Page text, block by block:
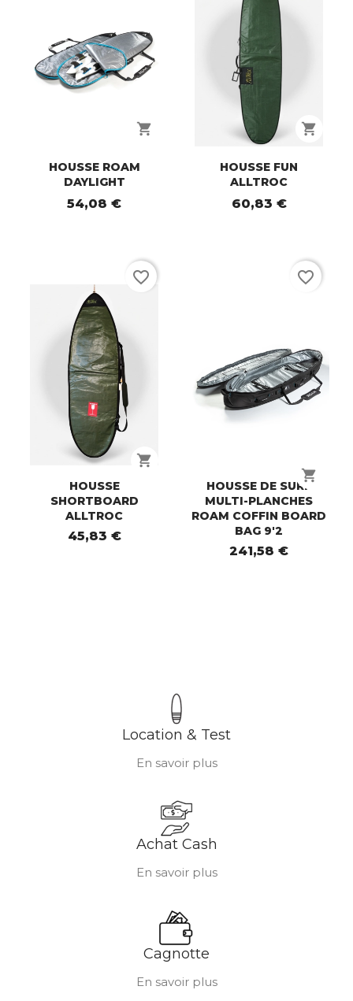
shopping_cart
HOUSSE ROAM
DAYLIGHT
54,08 €
shopping_cart
HOUSSE FUN
ALLTROC
60,83 €
shopping_cart
HOUSSE
SHORTBOARD
ALLTROC
45,83 €
favorite_border
shopping_cart
HOUSSE DE SURF
MULTI-PLANCHES
ROAM COFFIN BOARD
BAG 9'2
241,58 €
favorite_border
Location & Test
En savoir plus
Achat Cash
En savoir plus
Cagnotte
En savoir plus